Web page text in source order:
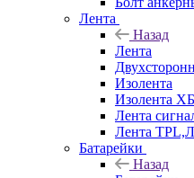
Лента
Назад
Лента
Изолента
Изолента ХБ
Лента
Лента
Батарейки
Назад